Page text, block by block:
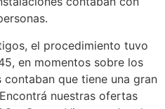
el procedimiento tuvo
en momentos sobre los
que tiene una gran
nuestras ofertas